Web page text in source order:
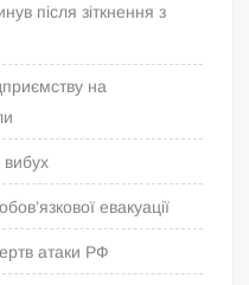
після зіткнення з
на
евакуації
атаки РФ